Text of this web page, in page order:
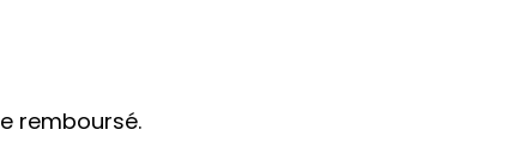
remboursé.